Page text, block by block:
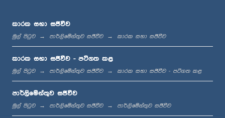
ප.ව. 1:23 - ප.ව. 1:33
ප.ව. 1:33 - ප.ව. 1:39
කාරක සභා සජීවීව
මුල් පිටුව පාර්ලිමේන්තුව සජීවීව කාරක සභා සජීවීව
කාරක සභා සජීවීව - පටිගත කළ
මුල් පිටුව පාර්ලිමේන්තුව සජීවීව කාරක සභා සජීවීව - පටිගත කළ
පාර්ලිමේන්තුව සජීවීව
මුල් පිටුව පාර්ලිමේන්තුව සජීවීව පාර්ලිමේන්තුව සජීවීව